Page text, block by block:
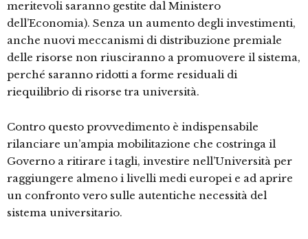
meritevoli saranno gestite dal Ministero
dell’Economia). Senza un aumento degli investimenti,
anche nuovi meccanismi di distribuzione premiale
delle risorse non riusciranno a promuovere il sistema,
perché saranno ridotti a forme residuali di
riequilibrio di risorse tra università.
Contro questo provvedimento è indispensabile
rilanciare un’ampia mobilitazione che costringa il
Governo a ritirare i tagli, investire nell’Università per
raggiungere almeno i livelli medi europei e ad aprire
un confronto vero sulle autentiche necessità del
sistema universitario.